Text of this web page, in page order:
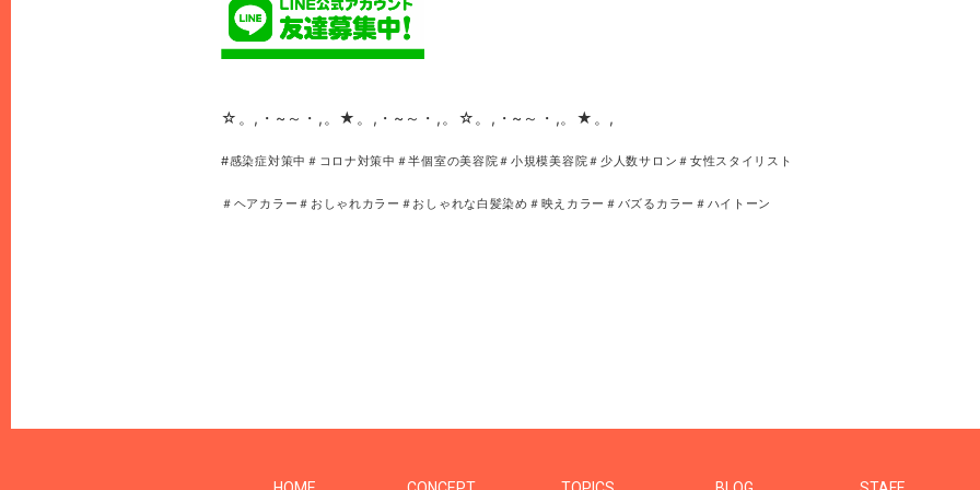
☆。,・~～・,。★。,・~～・,。☆。,・~～・,。★。,
#感染症対策中＃コロナ対策中＃半個室の美容院＃小規模美容院＃少人数サロン＃女性スタイリスト
＃ヘアカラー＃おしゃれカラー＃おしゃれな白髪染め＃映えカラー＃バズるカラー＃ハイトーン